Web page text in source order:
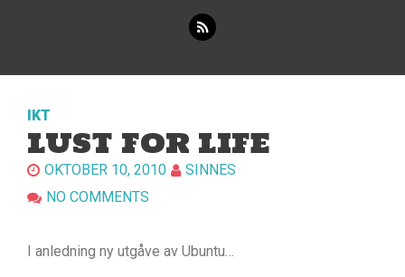
IKT
LUST FOR LIFE
OKTOBER 10, 2010
SINNES
NO COMMENTS
I anledning ny utgåve av Ubuntu…